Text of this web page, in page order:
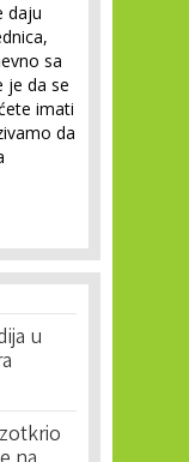
daju
sa
je da se
imati
da
u